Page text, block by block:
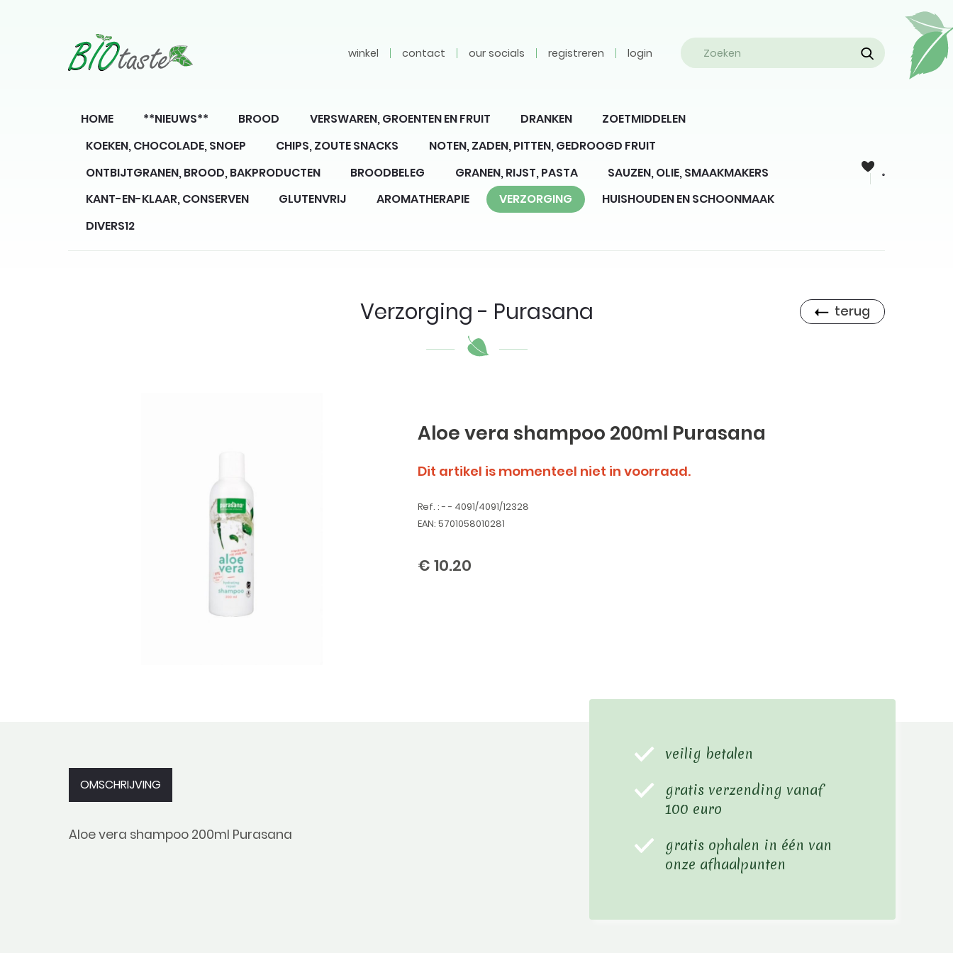
winkel contact our socials registreren login
HOME **NIEUWS** BROOD VERSWAREN, GROENTEN EN FRUIT DRANKEN
ZOETMIDDELEN
KOEKEN, CHOCOLADE, SNOEP
CHIPS, ZOUTE SNACKS
NOTEN, ZADEN, PITTEN, GEDROOGD FRUIT
ONTBIJTGRANEN, BROOD, BAKPRODUCTEN
BROODBELEG GRANEN, RIJST, PASTA
SAUZEN, OLIE, SMAAKMAKERS
KANT-EN-KLAAR, CONSERVEN
GLUTENVRIJ AROMATHERAPIE VERZORGING
HUISHOUDEN EN SCHOONMAAK
DIVERS12
Verzorging - Purasana terug
Aloe vera shampoo 200ml Purasana
Dit artikel is momenteel niet in voorraad.
Ref. : - - 4091/4091/12328
EAN: 5701058010281
€ 10.20
OMSCHRIJVING
Aloe vera shampoo 200ml Purasana
veilig betalen
gratis verzending vanaf
100 euro
gratis ophalen in één van
onze afhaalpunten